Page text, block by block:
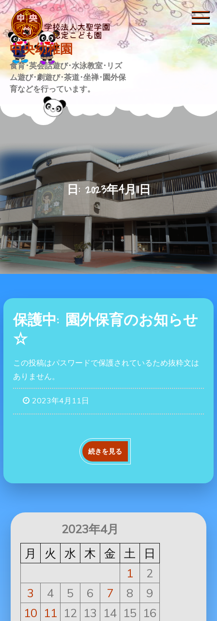
Skip
to
content
中央幼稚園
食育･英会話遊び･水泳教室･リズ
ム遊び･劇遊び･茶道･坐禅･園外保
育などを行っています。
日: 2023年4月11日
保護中: 園外保育のお知らせ
☆
この投稿はパスワードで保護されているため抜粋文は
ありません。
2023年4月11日
続きを見る
2023年4月
月
火 水 木 金 土
日
1
2
3
4 5 6 7 8
9
10 11 12 13 14 15 16